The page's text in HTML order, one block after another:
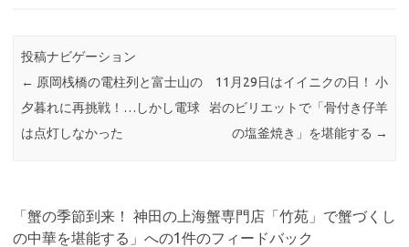
o
k
投稿ナビゲーション
← 原岡桟橋の電柱列と富士山の
夕暮れに再挑戦！…しかし電球
は点灯しなかった
11月29日はイイニクの日！ 小
岩のビリエットで「骨付き仔羊
の塩釜焼き」を堪能する →
「蟹の季節到来！ 神田の上海蟹専門店「竹苑」で蟹づくし
の中華を堪能する 」への1件のフィードバック